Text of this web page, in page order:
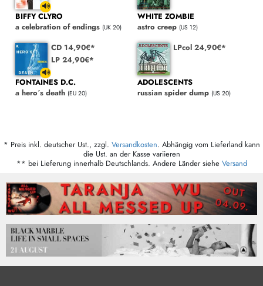
BIFFY CLYRO
a celebration of endings (UK 20)
WHITE ZOMBIE
astro creep (US 12)
CD 14,90€*
LP 24,90€*
FONTAINES D.C.
a hero´s death (EU 20)
LPcol 24,90€*
ADOLESCENTS
russian spider dump (US 20)
* Preis inkl. deutscher Ust., zzgl. Versandkosten. Abhängig vom Lieferland kann
die Ust. an der Kasse variieren
** bei Lieferung innerhalb Deutschlands. Andere Länder siehe Versand